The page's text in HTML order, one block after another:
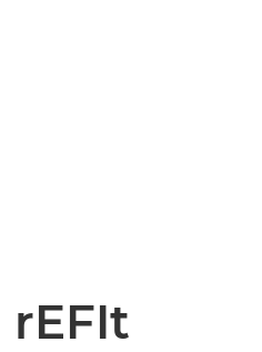
rEFIt